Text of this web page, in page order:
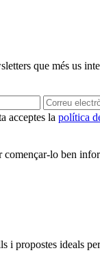
que més us
acceptes la política
començar-lo ben
i propostes ideals